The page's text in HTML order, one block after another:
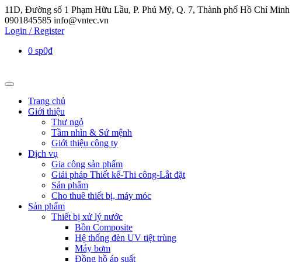
11D, Đường số 1 Phạm Hữu Lầu, P. Phú Mỹ, Q. 7, Thành phố Hồ Chí Minh
0901845585 info@vntec.vn
Login / Register
0 sp0₫
Trang chủ
Giới thiệu
Thư ngỏ
Tầm nhìn & Sứ mệnh
Giới thiệu công ty
Dịch vụ
Gia công sản phẩm
Giải pháp Thiết kế-Thi công-Lắt đặt
Sản phẩm
Cho thuê thiết bị, máy móc
Sản phẩm
Thiết bị xử lý nước
Bồn Composite
Hệ thống đèn UV tiệt trùng
Máy bơm
Đồng hồ áp suất